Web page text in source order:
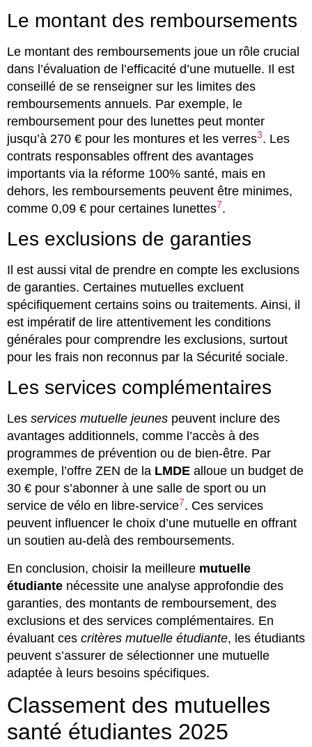
Le montant des remboursements
Le montant des remboursements joue un rôle crucial
dans l’évaluation de l’efficacité d’une mutuelle. Il est
conseillé de se renseigner sur les limites des
remboursements annuels. Par exemple, le
remboursement pour des lunettes peut monter
jusqu’à 270 € pour les montures et les verres3. Les
contrats responsables offrent des avantages
importants via la réforme 100% santé, mais en
dehors, les remboursements peuvent être minimes,
comme 0,09 € pour certaines lunettes7.
Les exclusions de garanties
Il est aussi vital de prendre en compte les exclusions
de garanties. Certaines mutuelles excluent
spécifiquement certains soins ou traitements. Ainsi, il
est impératif de lire attentivement les conditions
générales pour comprendre les exclusions, surtout
pour les frais non reconnus par la Sécurité sociale.
Les services complémentaires
Les services mutuelle jeunes peuvent inclure des
avantages additionnels, comme l’accès à des
programmes de prévention ou de bien-être. Par
exemple, l’offre ZEN de la LMDE alloue un budget de
30 € pour s’abonner à une salle de sport ou un
service de vélo en libre-service7. Ces services
peuvent influencer le choix d’une mutuelle en offrant
un soutien au-delà des remboursements.
En conclusion, choisir la meilleure mutuelle
étudiante nécessite une analyse approfondie des
garanties, des montants de remboursement, des
exclusions et des services complémentaires. En
évaluant ces critères mutuelle étudiante, les étudiants
peuvent s’assurer de sélectionner une mutuelle
adaptée à leurs besoins spécifiques.
Classement des mutuelles
santé étudiantes 2025